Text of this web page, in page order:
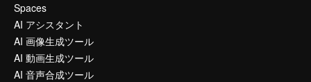
Spaces
AI アシスタント
AI 画像生成ツール
AI 動画生成ツール
AI 音声合成ツール